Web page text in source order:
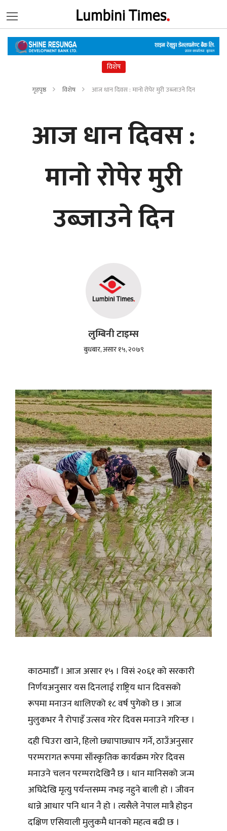
विशेष
गृहपृष्ठ विशेष आज धान दिवस : मानो रोपेर मुरी उब्जाउने दिन
आज धान दिवस :
मानो रोपेर मुरी
उब्जाउने दिन
लुम्बिनी टाइम्स
बुधबार, असार १५, २०७९
काठमाडौँ । आज असार १५ । विसं २०६१ को सरकारी
निर्णयअनुसार यस दिनलाई राष्ट्रिय धान दिवसको
रूपमा मनाउन थालिएको १८ वर्ष पुगेको छ । आज
मुलुकभर नै रोपाइँ उत्सव गरेर दिवस मनाउने गरिन्छ ।
दही चिउरा खाने, हिलो छ्यापाछ्याप गर्ने, ठाउँअनुसार
परम्परागत रूपमा साँस्कृतिक कार्यक्रम गरेर दिवस
मनाउने चलन परम्परादेखिनै छ । धान मानिसको जन्म
अघिदेखि मृत्यु पर्यन्तसम्म नभइ नहुने बाली हो । जीवन
धान्ने आधार पनि धान नै हो । त्यसैले नेपाल मात्रै होइन
दक्षिण एसियाली मुलुकमै धानको महत्व बढी छ ।